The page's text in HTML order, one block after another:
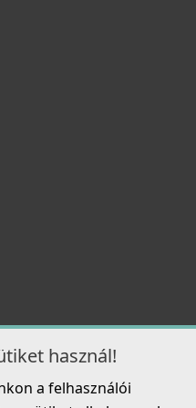
Ft
- Fekete
Ft
510 K82 fekete
használ!
a felhasználói